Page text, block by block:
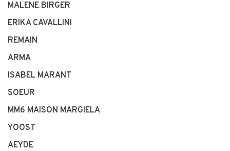
MALENE BIRGER
ERIKA CAVALLINI
REMAIN
ARMA
ISABEL MARANT
SOEUR
MM6 MAISON MARGIELA
YOOST
AEYDE